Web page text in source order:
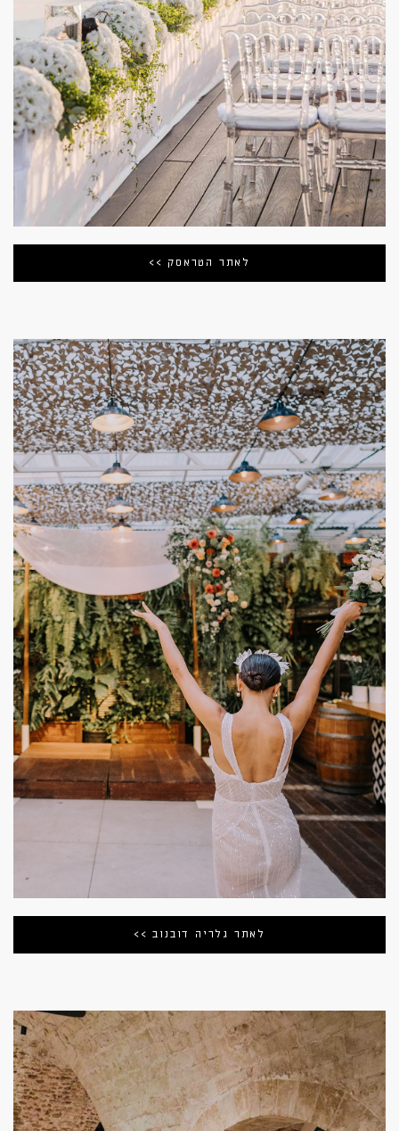
לאתר הטראסק >>
לאתר גלריה דובנוב >>